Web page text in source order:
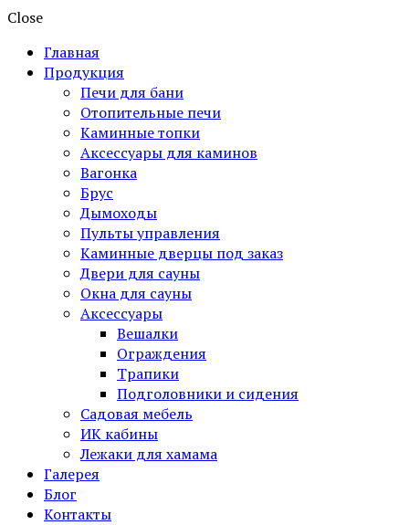
Close
Главная
Продукция
Печи для бани
Отопительные печи
Каминные топки
Аксессуары для каминов
Вагонка
Брус
Дымоходы
Пульты управления
Каминные дверцы под заказ
Двери для сауны
Окна для сауны
Аксессуары
Вешалки
Ограждения
Трапики
Подголовники и сидения
Садовая мебель
ИК кабины
Лежаки для хамама
Галерея
Блог
Контакты